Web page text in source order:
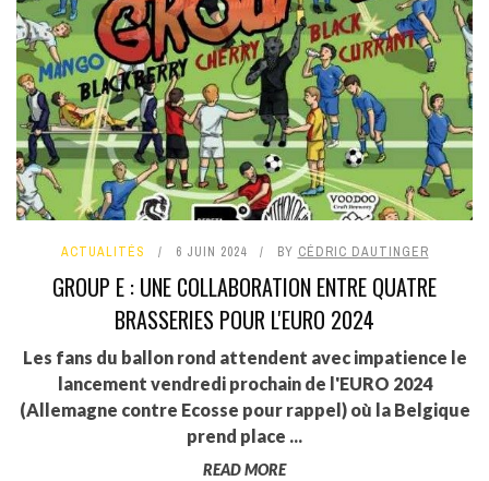
ACTUALITÉS 6 JUIN 2024 BY CÉDRIC DAUTINGER
GROUP E : UNE COLLABORATION ENTRE QUATRE
BRASSERIES POUR L'EURO 2024
Les fans du ballon rond attendent avec impatience le
lancement vendredi prochain de l'EURO 2024
(Allemagne contre Ecosse pour rappel) où la Belgique
prend place ...
READ MORE